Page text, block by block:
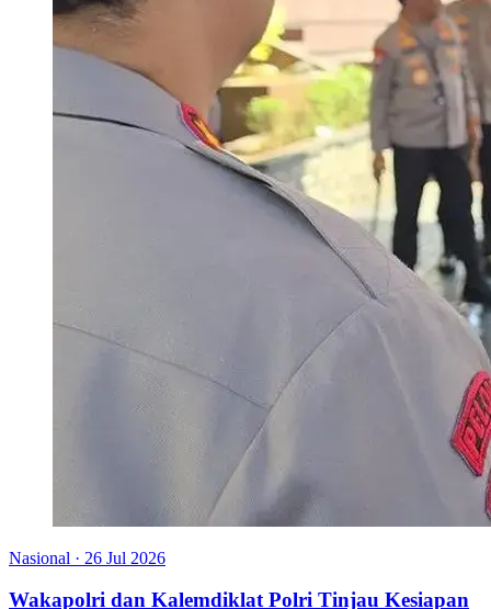
Nasional · 26 Jul 2026
Wakapolri dan Kalemdiklat Polri Tinjau Kesiapan